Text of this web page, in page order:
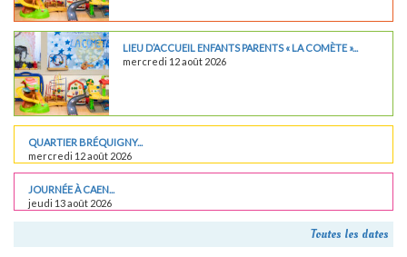
LIEU D’ACCUEIL ENFANTS PARENTS « LA COMÈTE »...
mercredi 12 août 2026
QUARTIER BRÉQUIGNY...
mercredi 12 août 2026
JOURNÉE À CAEN...
jeudi 13 août 2026
Toutes les dates